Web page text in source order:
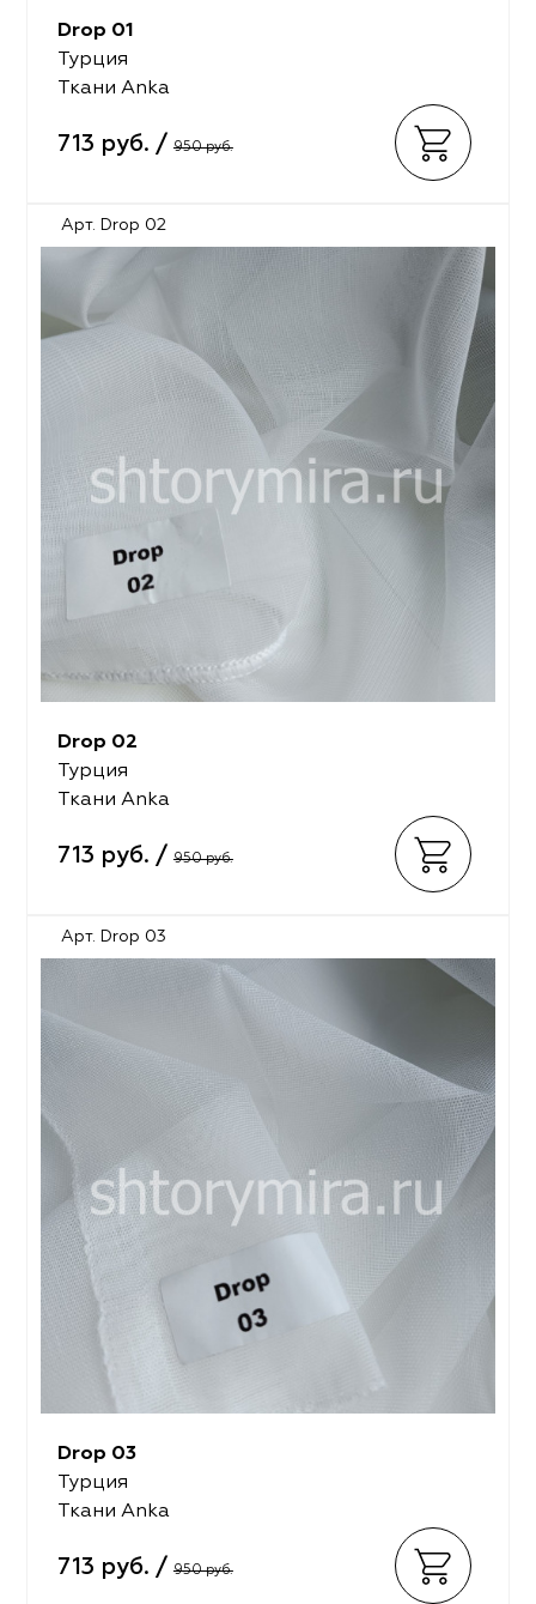
Drop 01
Турция
Ткани Anka
713 руб. / 950 руб.
Арт. Drop 02
Drop 02
Турция
Ткани Anka
713 руб. / 950 руб.
Арт. Drop 03
Drop 03
Турция
Ткани Anka
713 руб. / 950 руб.